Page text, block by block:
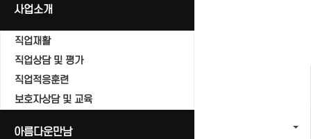
사업소개
직업재활
직업상담 및 평가
직업적응훈련
보호자상담 및 교육
아름다운만남
커뮤니티